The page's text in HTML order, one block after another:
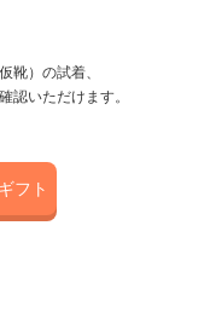
靴）の試着、
認いただけます。
ギフト